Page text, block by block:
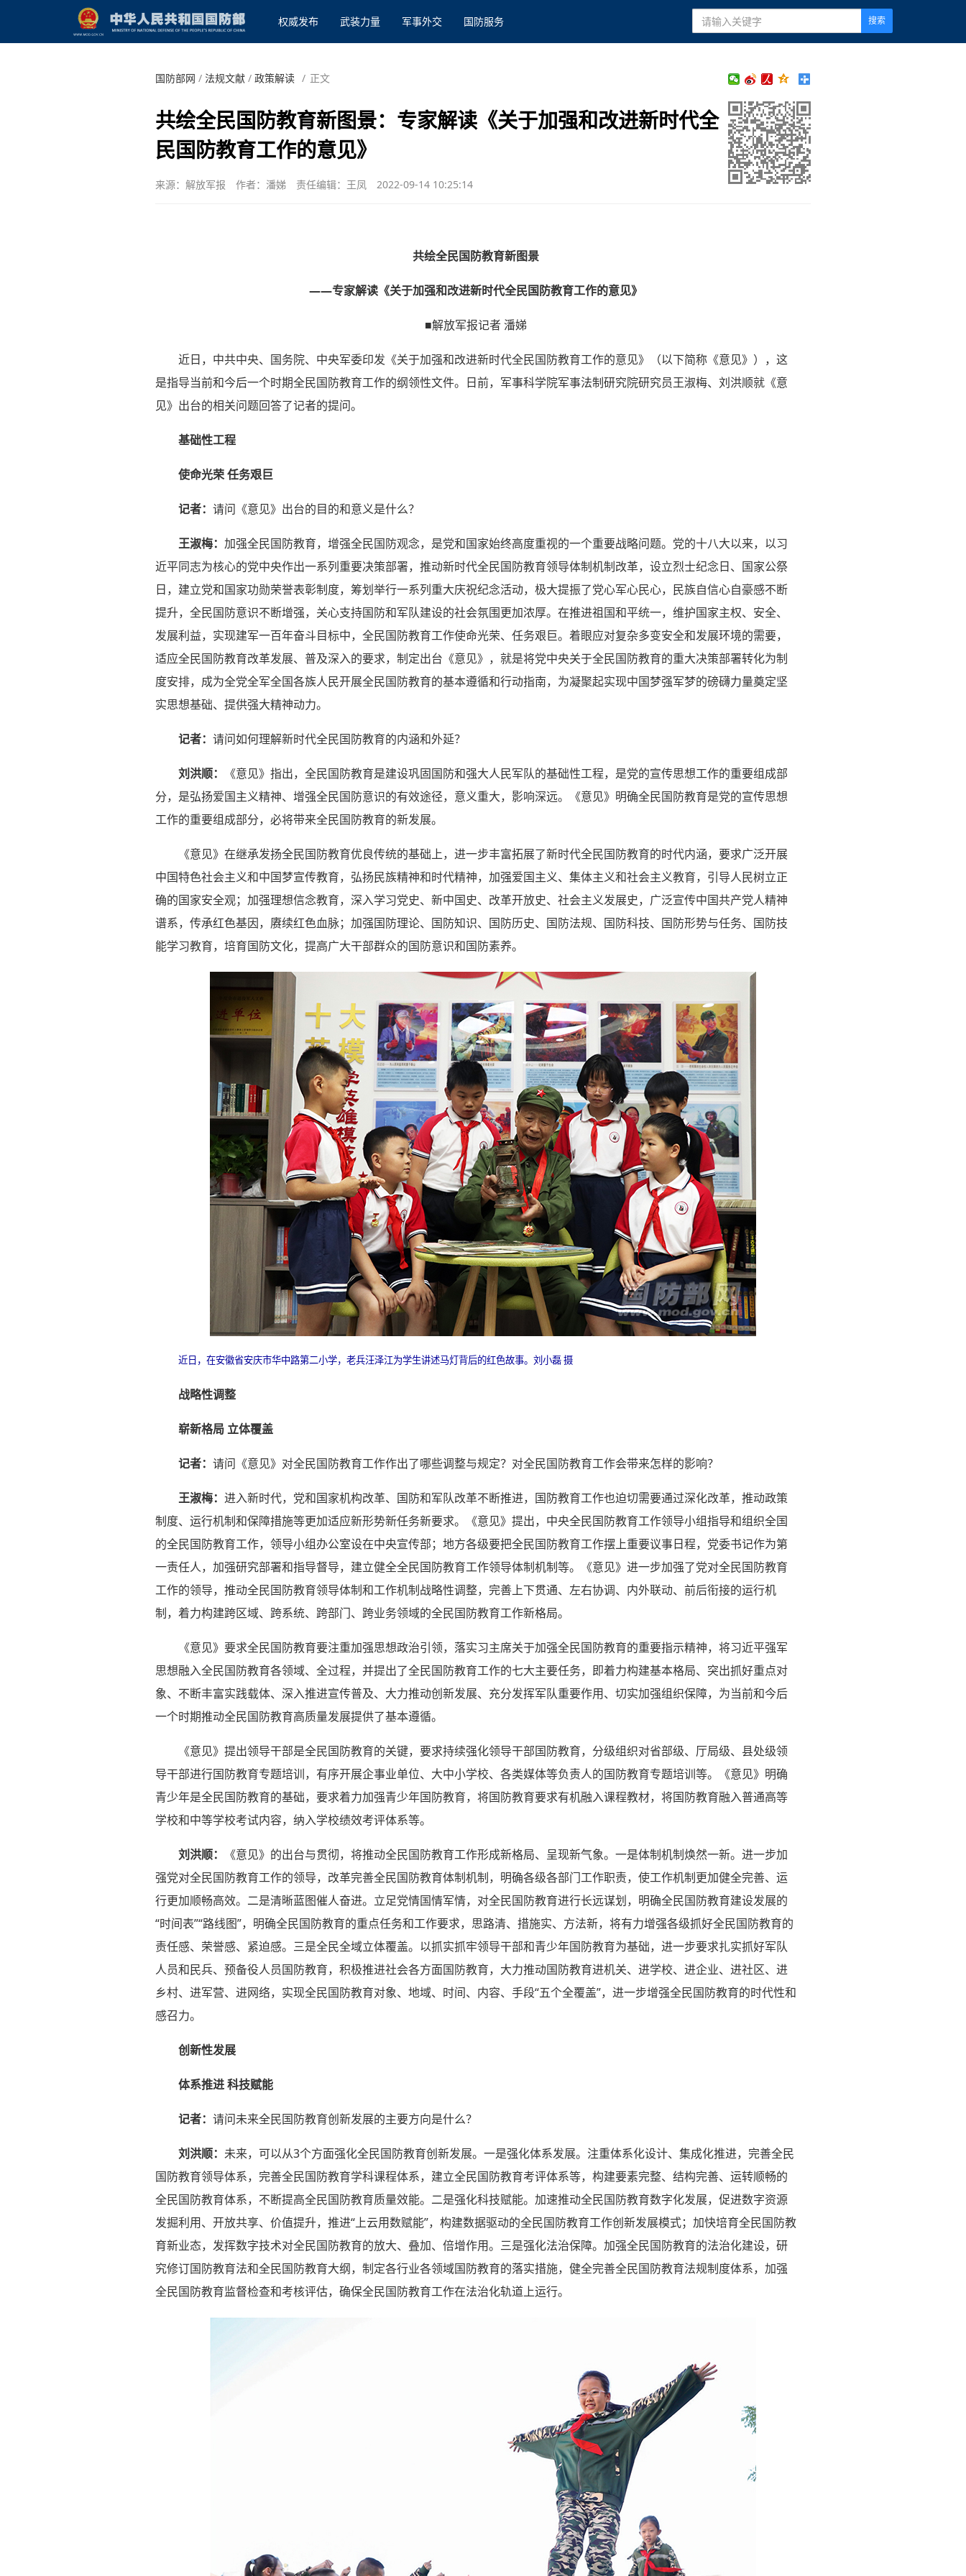
权威发布 武装力量 军事外交 国防服务 搜索
国防部网 / 法规文献/ 政策解读 / 正文
共绘全民国防教育新图景：专家解读《关于加强和改进新时代全
民国防教育工作的意见》
来源：解放军报 作者：潘娣 责任编辑：王凤 2022-09-14 10:25:14
共绘全民国防教育新图景
——专家解读《关于加强和改进新时代全民国防教育工作的意见》
■解放军报记者 潘娣
近日，中共中央、国务院、中央军委印发《关于加强和改进新时代全民国防教育工作的意见》（以下简称《意见》），这
是指导当前和今后一个时期全民国防教育工作的纲领性文件。日前，军事科学院军事法制研究院研究员王淑梅、刘洪顺就《意
见》出台的相关问题回答了记者的提问。
基础性工程
使命光荣 任务艰巨
记者： 请问《意见》出台的目的和意义是什么？
王淑梅： 加强全民国防教育，增强全民国防观念，是党和国家始终高度重视的一个重要战略问题。党的十八大以来，以习
近平同志为核心的党中央作出一系列重要决策部署，推动新时代全民国防教育领导体制机制改革，设立烈士纪念日、国家公祭
日，建立党和国家功勋荣誉表彰制度，筹划举行一系列重大庆祝纪念活动，极大提振了党心军心民心，民族自信心自豪感不断
提升，全民国防意识不断增强，关心支持国防和军队建设的社会氛围更加浓厚。在推进祖国和平统一，维护国家主权、安全、
发展利益，实现建军一百年奋斗目标中，全民国防教育工作使命光荣、任务艰巨。着眼应对复杂多变安全和发展环境的需要，
适应全民国防教育改革发展、普及深入的要求，制定出台《意见》，就是将党中央关于全民国防教育的重大决策部署转化为制
度安排，成为全党全军全国各族人民开展全民国防教育的基本遵循和行动指南，为凝聚起实现中国梦强军梦的磅礴力量奠定坚
实思想基础、提供强大精神动力。
记者： 请问如何理解新时代全民国防教育的内涵和外延？
刘洪顺：
《意见》指出，全民国防教育是建设巩固国防和强大人民军队的基础性工程，是党的宣传思想工作的重要组成部
分，是弘扬爱国主义精神、增强全民国防意识的有效途径，意义重大，影响深远。《意见》明确全民国防教育是党的宣传思想
工作的重要组成部分，必将带来全民国防教育的新发展。
《意见》在继承发扬全民国防教育优良传统的基础上，进一步丰富拓展了新时代全民国防教育的时代内涵，要求广泛开展
中国特色社会主义和中国梦宣传教育，弘扬民族精神和时代精神，加强爱国主义、集体主义和社会主义教育，引导人民树立正
确的国家安全观；加强理想信念教育，深入学习党史、新中国史、改革开放史、社会主义发展史，广泛宣传中国共产党人精神
谱系，传承红色基因，赓续红色血脉；加强国防理论、国防知识、国防历史、国防法规、国防科技、国防形势与任务、国防技
能学习教育，培育国防文化，提高广大干部群众的国防意识和国防素养。
近日，在安徽省安庆市华中路第二小学，老兵汪泽江为学生讲述马灯背后的红色故事。刘小磊 摄
战略性调整
崭新格局 立体覆盖
记者： 请问《意见》对全民国防教育工作作出了哪些调整与规定？对全民国防教育工作会带来怎样的影响？
王淑梅： 进入新时代，党和国家机构改革、国防和军队改革不断推进，国防教育工作也迫切需要通过深化改革，推动政策
制度、运行机制和保障措施等更加适应新形势新任务新要求。《意见》提出，中央全民国防教育工作领导小组指导和组织全国
的全民国防教育工作，领导小组办公室设在中央宣传部；地方各级要把全民国防教育工作摆上重要议事日程，党委书记作为第
一责任人，加强研究部署和指导督导，建立健全全民国防教育工作领导体制机制等。《意见》进一步加强了党对全民国防教育
工作的领导，推动全民国防教育领导体制和工作机制战略性调整，完善上下贯通、左右协调、内外联动、前后衔接的运行机
制，着力构建跨区域、跨系统、跨部门、跨业务领域的全民国防教育工作新格局。
《意见》要求全民国防教育要注重加强思想政治引领，落实习主席关于加强全民国防教育的重要指示精神，将习近平强军
思想融入全民国防教育各领域、全过程，并提出了全民国防教育工作的七大主要任务，即着力构建基本格局、突出抓好重点对
象、不断丰富实践载体、深入推进宣传普及、大力推动创新发展、充分发挥军队重要作用、切实加强组织保障，为当前和今后
一个时期推动全民国防教育高质量发展提供了基本遵循。
《意见》提出领导干部是全民国防教育的关键，要求持续强化领导干部国防教育，分级组织对省部级、厅局级、县处级领
导干部进行国防教育专题培训，有序开展企事业单位、大中小学校、各类媒体等负责人的国防教育专题培训等。《意见》明确
青少年是全民国防教育的基础，要求着力加强青少年国防教育，将国防教育要求有机融入课程教材，将国防教育融入普通高等
学校和中等学校考试内容，纳入学校绩效考评体系等。
刘洪顺：
《意见》的出台与贯彻，将推动全民国防教育工作形成新格局、呈现新气象。一是体制机制焕然一新。进一步加
强党对全民国防教育工作的领导，改革完善全民国防教育体制机制，明确各级各部门工作职责，使工作机制更加健全完善、运
行更加顺畅高效。二是清晰蓝图催人奋进。立足党情国情军情，对全民国防教育进行长远谋划，明确全民国防教育建设发展的
“时间表”“路线图”，明确全民国防教育的重点任务和工作要求，思路清、措施实、方法新，将有力增强各级抓好全民国防教育的
责任感、荣誉感、紧迫感。三是全民全域立体覆盖。以抓实抓牢领导干部和青少年国防教育为基础，进一步要求扎实抓好军队
人员和民兵、预备役人员国防教育，积极推进社会各方面国防教育，大力推动国防教育进机关、进学校、进企业、进社区、进
乡村、进军营、进网络，实现全民国防教育对象、地域、时间、内容、手段“五个全覆盖”，进一步增强全民国防教育的时代性和
感召力。
创新性发展
体系推进 科技赋能
记者： 请问未来全民国防教育创新发展的主要方向是什么？
刘洪顺： 未来，可以从3个方面强化全民国防教育创新发展。一是强化体系发展。注重体系化设计、集成化推进，完善全民
国防教育领导体系，完善全民国防教育学科课程体系，建立全民国防教育考评体系等，构建要素完整、结构完善、运转顺畅的
全民国防教育体系，不断提高全民国防教育质量效能。二是强化科技赋能。加速推动全民国防教育数字化发展，促进数字资源
发掘利用、开放共享、价值提升，推进“上云用数赋能”，构建数据驱动的全民国防教育工作创新发展模式；加快培育全民国防教
育新业态，发挥数字技术对全民国防教育的放大、叠加、倍增作用。三是强化法治保障。加强全民国防教育的法治化建设，研
究修订国防教育法和全民国防教育大纲，制定各行业各领域国防教育的落实措施，健全完善全民国防教育法规制度体系，加强
全民国防教育监督检查和考核评估，确保全民国防教育工作在法治化轨道上运行。